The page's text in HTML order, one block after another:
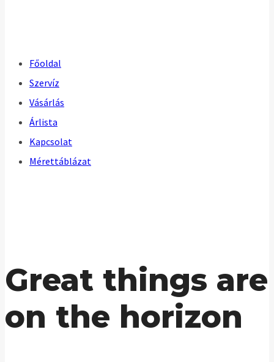
Főoldal
Szervíz
Vásárlás
Árlista
Kapcsolat
Mérettáblázat
Great things are
on the horizon